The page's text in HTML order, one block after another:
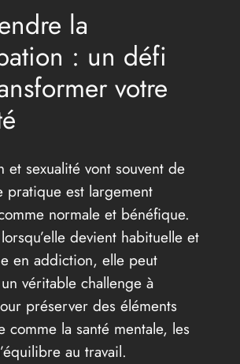
la
: un défi
votre
et sexualité vont souvent de
pratique est largement
normale et bénéfique.
devient habituelle et
en addiction, elle peut
véritable challenge à
préserver des éléments
comme la santé mentale, les
au travail.